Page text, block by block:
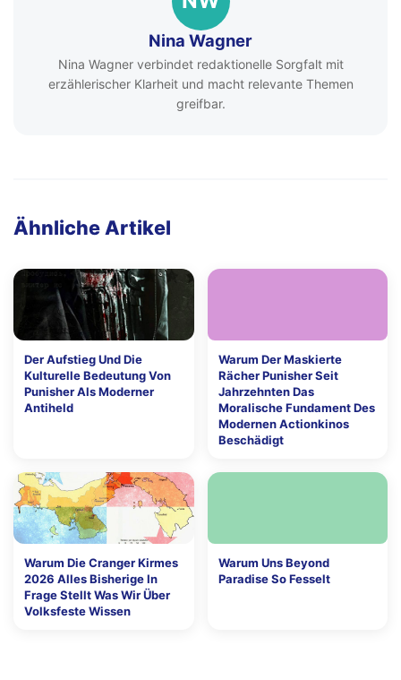
Nina Wagner
Nina Wagner verbindet redaktionelle Sorgfalt mit
erzählerischer Klarheit und macht relevante Themen
greifbar.
Ähnliche Artikel
Der Aufstieg Und Die
Kulturelle Bedeutung Von
Punisher Als Moderner
Antiheld
Warum Der Maskierte
Rächer Punisher Seit
Jahrzehnten Das
Moralische Fundament Des
Modernen Actionkinos
Beschädigt
Warum Die Cranger Kirmes
2026 Alles Bisherige In
Frage Stellt Was Wir Über
Volksfeste Wissen
Warum Uns Beyond
Paradise So Fesselt